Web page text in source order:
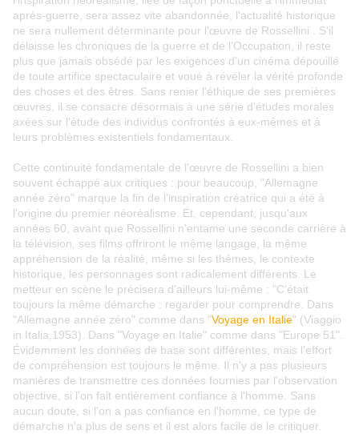
après-guerre, sera assez vite abandonnée, l'actualité historique
ne sera nullement déterminante pour l'œuvre de Rossellini . S'il
délaisse les chroniques de la guerre et de l'Occupation, il reste
plus que jamais obsédé par les exigences d'un cinéma dépouillé
de toute artifice spectaculaire et voué à révéler la vérité profonde
des choses et des êtres. Sans renier l'éthique de ses premières
œuvres, il se consacre désormais à une série d'études morales
axées sur l'étude des individus confrontés à eux-mêmes et à
leurs problèmes existentiels fondamentaux.
Cette continuité fondamentale de l'œuvre de Rossellini a bien
souvent échappé aux critiques : pour beaucoup, "Allemagne
année zéro" marque la fin de l'inspiration créatrice qui a été à
l'origine du premier néoréalisme. Et, cependant, jusqu'aux
années 60, avant que Rossellini n'entame une seconde carrière à
la télévision, ses films offriront le même langage, la même
appréhension de la réalité, même si les thèmes, le contexte
historique, les personnages sont radicalement différents. Le
metteur en scène le précisera d'ailleurs lui-même : "C'était
toujours la même démarche : regarder pour comprendre. Dans
"Allemagne année zéro" comme dans "Voyage en Italie" (Viaggio
in Italia,1953). Dans "Voyage en Italie" comme dans "Europe 51".
Évidemment les données de base sont différentes, mais l'effort
de compréhension est toujours le même. Il n'y a pas plusieurs
manières de transmettre ces données fournies par l'observation
objective, si l'on fait entièrement confiance à l'homme. Sans
aucun doute, si l'on a pas confiance en l'homme, ce type de
démarche n'a plus de sens et il est alors facile de le critiquer.